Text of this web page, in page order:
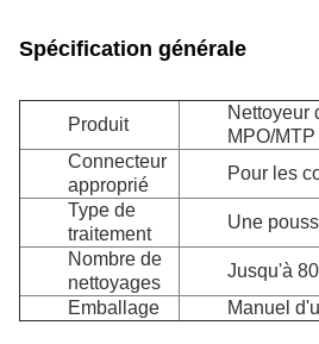
Spécification générale
Produit
Nettoyeur
MPO/MTP
Connecteur
approprié
Pour les
Type de
traitement
Une
Nombre de
nettoyages
Jusqu'à
Emballage
Manuel